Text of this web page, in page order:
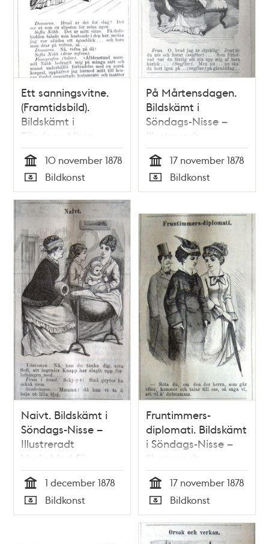
Ett sanningsvitne.
(Framtidsbild).
Bildskämt i
Söndags-Nisse –
Illustreradt
Veckoblad för
Skämt, Humor och
Satir, nr 45, den 10
november 1878
Tid
10 november 1878
Typ
Bildkonst
På Mårtensdagen.
Bildskämt i
Söndags-Nisse –
Illustreradt
Veckoblad för
Skämt, Humor och
Satir, nr 46, den 17
november 1878
Tid
17 november 1878
Typ
Bildkonst
Naivt. Bildskämt i
Söndags-Nisse –
Illustreradt
Veckoblad för
Skämt, Humor och
Satir, nr 48, den 1
december 1878
Tid
1 december 1878
Typ
Bildkonst
Fruntimmers-
diplomati. Bildskämt
i Söndags-Nisse –
Illustreradt
Veckoblad för
Skämt, Humor och
Satir, nr 46, den 17
november 1878
Tid
17 november 1878
Typ
Bildkonst